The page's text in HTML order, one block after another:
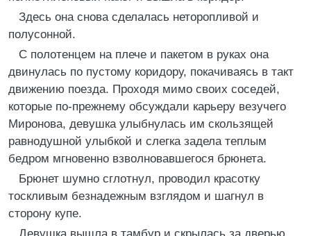
Здесь она снова сделалась неторопливой и
полусонной.
С полотенцем на плече и пакетом в руках она
двинулась по пустому коридору, покачиваясь в такт
движению поезда. Проходя мимо своих соседей,
которые по-прежнему обсуждали карьеру везучего
Миронова, девушка улыбнулась им скользящей
равнодушной улыбкой и слегка задела теплым
бедром мгновенно взволновавшегося брюнета.
Брюнет шумно сглотнул, проводил красотку
тоскливым безнадежным взглядом и шагнул в
сторону купе.